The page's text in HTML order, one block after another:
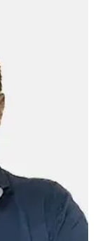
Ausstattung